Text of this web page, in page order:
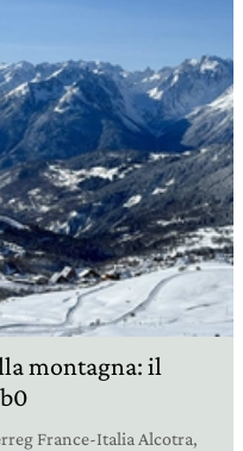
montagna: il
France-Italia Alcotra,